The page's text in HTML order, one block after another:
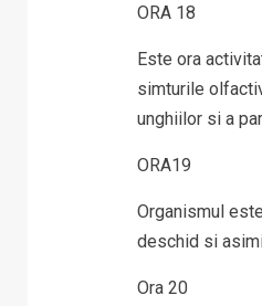
ORA 18
Este ora
simturile
unghiilor si a
ORA19
Organismul
deschid si
Ora 20